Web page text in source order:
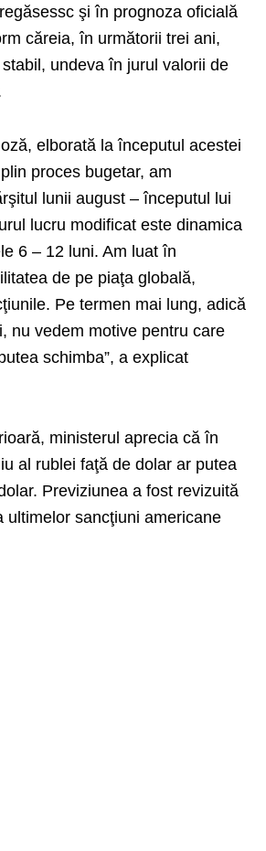
şi în prognoza oficială
căreia, în următorii trei ani,
undeva în jurul valorii de
elborată la începutul acestei
proces bugetar, am
lunii august – începutul lui
lucru modificat este dinamica
6 – 12 luni. Am luat în
de pe piaţa globală,
Pe termen mai lung, adică
nu vedem motive pentru care
schimba”, a explicat
ministerul aprecia că în
al rublei faţă de dolar ar putea
Previziunea a fost revizuită
ultimelor sancţiuni americane